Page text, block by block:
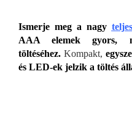
Ismerje meg a nagy
AAA elemek gyors,
töltéséhez. Kompakt,
és LED-ek jelzik a töltés